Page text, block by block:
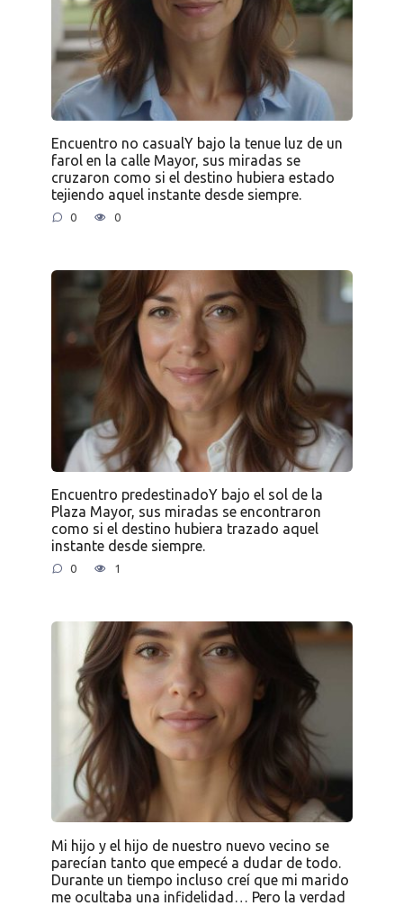
Encuentro no casualY bajo la tenue luz de un
farol en la calle Mayor, sus miradas se
cruzaron como si el destino hubiera estado
tejiendo aquel instante desde siempre.
0 0
Encuentro predestinadoY bajo el sol de la
Plaza Mayor, sus miradas se encontraron
como si el destino hubiera trazado aquel
instante desde siempre.
0 1
Mi hijo y el hijo de nuestro nuevo vecino se
parecían tanto que empecé a dudar de todo.
Durante un tiempo incluso creí que mi marido
me ocultaba una infidelidad… Pero la verdad